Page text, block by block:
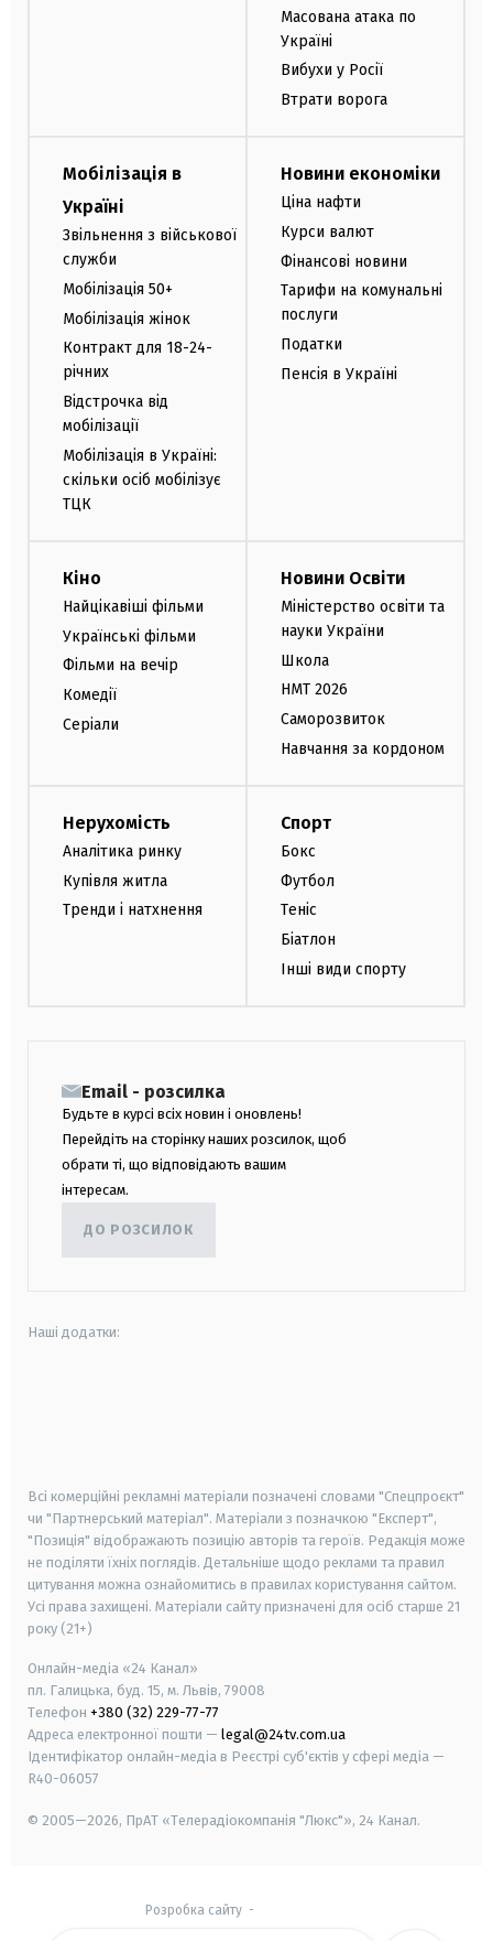
Масована атака по
Україні
Вибухи у Росії
Втрати ворога
Мобілізація в
Україні
Звільнення з військової
служби
Мобілізація 50+
Мобілізація жінок
Контракт для 18-24-
річних
Відстрочка від
мобілізації
Мобілізація в Україні:
скільки осіб мобілізує
ТЦК
Новини економіки
Ціна нафти
Курси валют
Фінансові новини
Тарифи на комунальні
послуги
Податки
Пенсія в Україні
Кіно
Найцікавіші фільми
Українські фільми
Фільми на вечір
Комедії
Серіали
Новини Освіти
Міністерство освіти та
науки України
Школа
НМТ 2026
Саморозвиток
Навчання за кордоном
Нерухомість
Аналітика ринку
Купівля житла
Тренди і натхнення
Спорт
Бокс
Футбол
Теніс
Біатлон
Інші види спорту
Email - розсилка
Будьте в курсі всіх новин і оновлень!
Перейдіть на сторінку наших розсилок, щоб
обрати ті, що відповідають вашим
інтересам.
ДО РОЗСИЛОК
Наші додатки:
Всі комерційні рекламні матеріали позначені словами "Спецпроєкт"
чи "Партнерський матеріал". Матеріали з позначкою "Експерт",
"Позиція" відображають позицію авторів та героїв. Редакція може
не поділяти їхніх поглядів. Детальніше щодо реклами та правил
цитування можна ознайомитись в правилах користування сайтом.
Усі права захищені. Матеріали сайту призначені для осіб старше 21
року (21+)
Онлайн-медіа «24 Канал»
пл. Галицька, буд. 15, м. Львів, 79008
Телефон +380 (32) 229-77-77
Адреса електронної пошти — legal@24tv.com.ua
Ідентифікатор онлайн-медіа в Реєстрі суб'єктів у сфері медіа —
R40-06057
© 2005—2026, ПрАТ «Телерадіокомпанія "Люкс"», 24 Канал.
Розробка сайту-